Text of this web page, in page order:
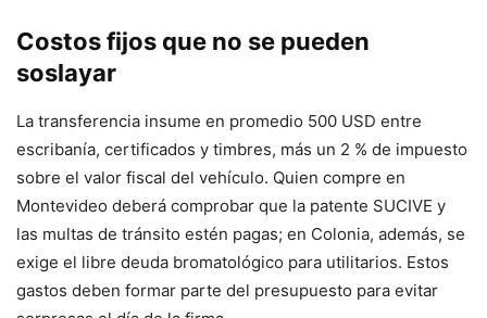
Costos fijos que no se pueden
soslayar
La transferencia insume en promedio 500 USD entre
escribanía, certificados y timbres, más un 2 % de impuesto
sobre el valor fiscal del vehículo. Quien compre en
Montevideo deberá comprobar que la patente SUCIVE y
las multas de tránsito estén pagas; en Colonia, además, se
exige el libre deuda bromatológico para utilitarios. Estos
gastos deben formar parte del presupuesto para evitar